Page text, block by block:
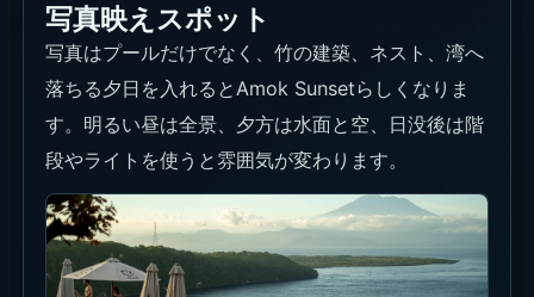
写真映えスポット
写真はプールだけでなく、竹の建築、ネスト、湾へ
落ちる夕日を入れるとAmok Sunsetらしくなりま
す。明るい昼は全景、夕方は水面と空、日没後は階
段やライトを使うと雰囲気が変わります。